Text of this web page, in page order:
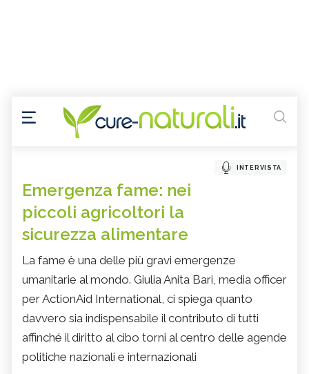
INTERVISTA
Emergenza fame: nei
piccoli agricoltori la
sicurezza alimentare
La fame è una delle più gravi emergenze
umanitarie al mondo. Giulia Anita Bari, media officer
per ActionAid International, ci spiega quanto
davvero sia indispensabile il contributo di tutti
affinché il diritto al cibo torni al centro delle agende
politiche nazionali e internazionali